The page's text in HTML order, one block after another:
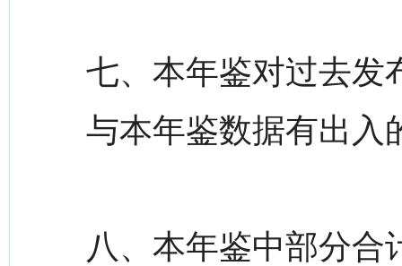
七、本年鉴对过去发
与本年鉴数据有出入
八、本年鉴中部分合